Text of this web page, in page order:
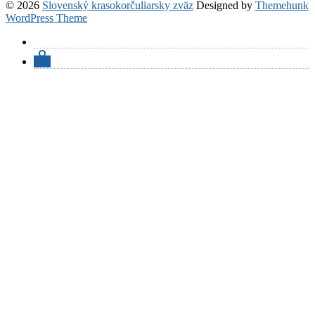
© 2026 Slovenský krasokorčuliarsky zväz Designed by Themehunk
WordPress Theme